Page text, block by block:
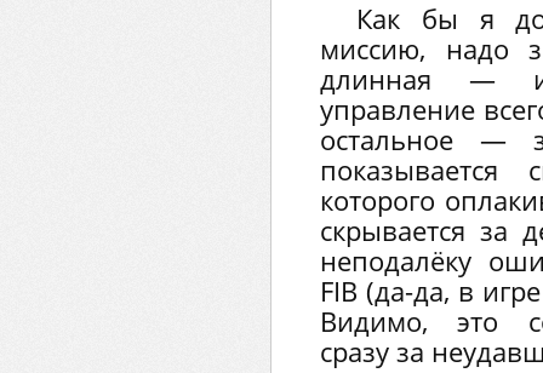
Как бы я
миссию, надо
длинная —
управление
остальное —
показывается
которого
скрывается за
неподалёку
FIB (да-да, в
Видимо, это
сразу за